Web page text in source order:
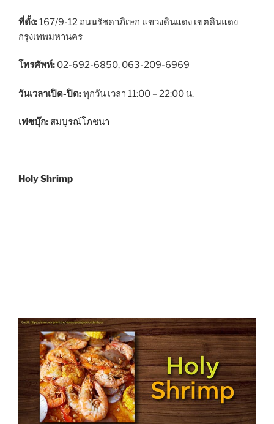
ที่ตั้ง:167/9-12 ถนนรัชดาภิเษก แขวงดินแดง เขตดินแดง
กรุงเทพมหานคร
โทรศัพท์: 02-692-6850, 063-209-6969
วันเวลาเปิด-ปิด:ทุกวัน เวลา 11:00 – 22:00 น.
เฟซบุ๊ก: สมบูรณ์โภชนา
Holy Shrimp